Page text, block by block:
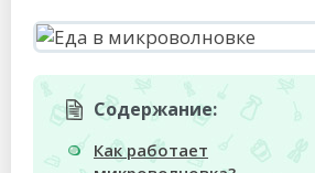
Содержание:
Как работает